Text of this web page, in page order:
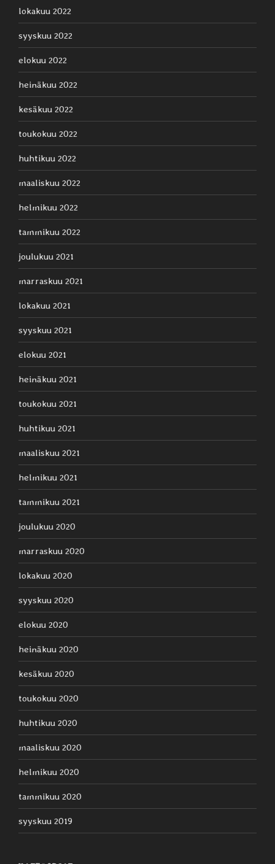
lokakuu 2022
syyskuu 2022
elokuu 2022
heinäkuu 2022
kesäkuu 2022
toukokuu 2022
huhtikuu 2022
maaliskuu 2022
helmikuu 2022
tammikuu 2022
joulukuu 2021
marraskuu 2021
lokakuu 2021
syyskuu 2021
elokuu 2021
heinäkuu 2021
toukokuu 2021
huhtikuu 2021
maaliskuu 2021
helmikuu 2021
tammikuu 2021
joulukuu 2020
marraskuu 2020
lokakuu 2020
syyskuu 2020
elokuu 2020
heinäkuu 2020
kesäkuu 2020
toukokuu 2020
huhtikuu 2020
maaliskuu 2020
helmikuu 2020
tammikuu 2020
syyskuu 2019